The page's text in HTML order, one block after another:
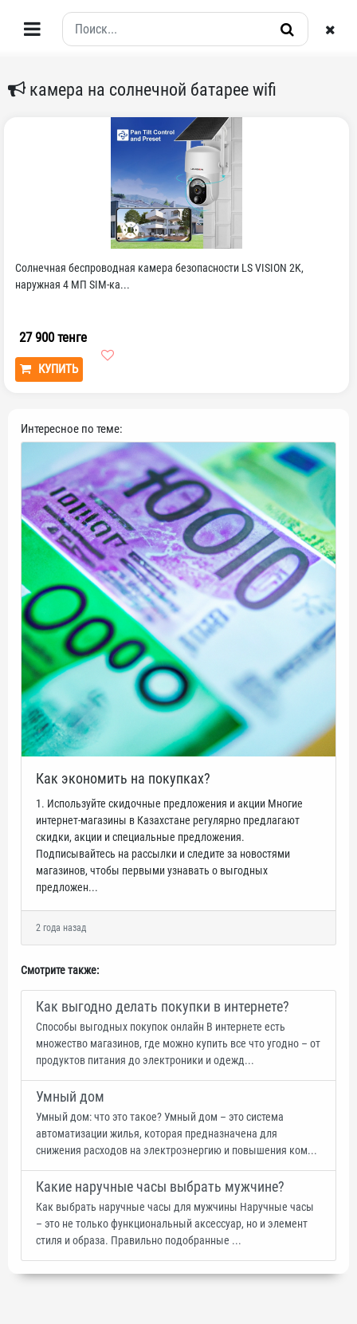
камера на солнечной батарее wifi
Солнечная беспроводная камера безопасности LS VISION 2K,
наружная 4 МП SIM-ка...
27 900 тенге
КУПИТЬ
Интересное по теме:
Как экономить на покупках?
1. Используйте скидочные предложения и акции Многие
интернет-магазины в Казахстане регулярно предлагают
скидки, акции и специальные предложения.
Подписывайтесь на рассылки и следите за новостями
магазинов, чтобы первыми узнавать о выгодных
предложен...
2 года назад
Смотрите также:
Как выгодно делать покупки в интернете?
Способы выгодных покупок онлайн В интернете есть
множество магазинов, где можно купить все что угодно – от
продуктов питания до электроники и одежд...
Умный дом
Умный дом: что это такое? Умный дом – это система
автоматизации жилья, которая предназначена для
снижения расходов на электроэнергию и повышения ком...
Какие наручные часы выбрать мужчине?
Как выбрать наручные часы для мужчины Наручные часы
– это не только функциональный аксессуар, но и элемент
стиля и образа. Правильно подобранные ...